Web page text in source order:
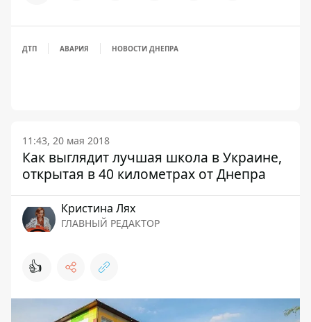
ДТП АВАРИЯ НОВОСТИ ДНЕПРА
11:43, 20 мая 2018
Как выглядит лучшая школа в Украине,
открытая в 40 километрах от Днепра
Кристина Лях
ГЛАВНЫЙ РЕДАКТОР
👍